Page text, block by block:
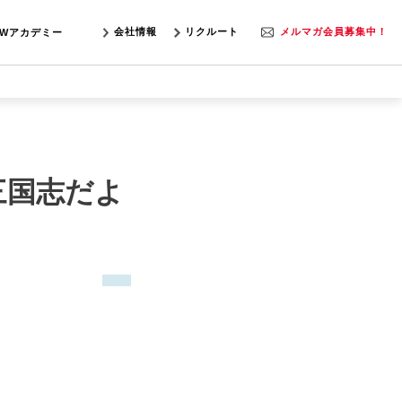
アカデミー 会社情報 リクルート メルマガ会員募集中！
志だよ